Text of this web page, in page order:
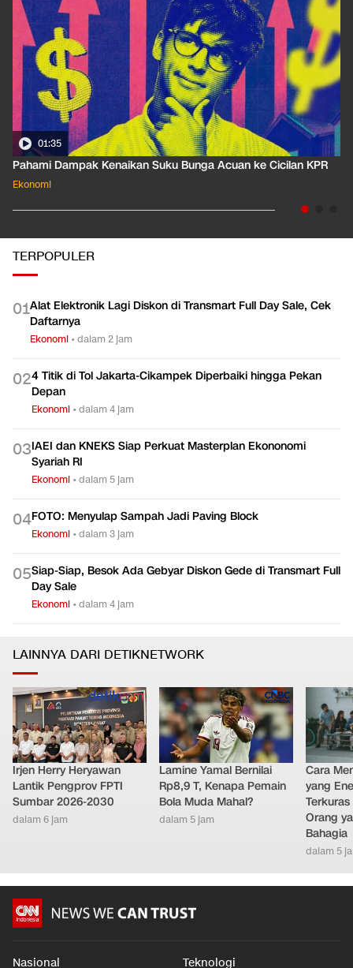
01:35
Pahami Dampak Kenaikan Suku Bunga Acuan ke Cicilan KPR
Ekonomi
TERPOPULER
01Alat Elektronik Lagi Diskon di Transmart Full Day Sale, Cek
Daftarnya
Ekonomi •dalam 2 jam
024 Titik di Tol Jakarta-Cikampek Diperbaiki hingga Pekan
Depan
Ekonomi •dalam 4 jam
03IAEI dan KNEKS Siap Perkuat Masterplan Ekononomi
Syariah RI
Ekonomi •dalam 5 jam
04FOTO: Menyulap Sampah Jadi Paving Block
Ekonomi •dalam 3 jam
05Siap-Siap, Besok Ada Gebyar Diskon Gede di Transmart Full
Day Sale
Ekonomi •dalam 4 jam
LAINNYA DARI DETIKNETWORK
Irjen Herry Heryawan
Lantik Pengprov FPTI
Sumbar 2026-2030
dalam 6 jam
Lamine Yamal Bernilai
Rp8,9 T, Kenapa Pemain
Bola Muda Mahal?
dalam 5 jam
Cara
yang
Orang
Bahagia
dalam 5
Nasional Teknologi